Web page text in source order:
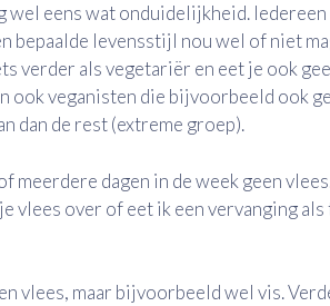
wel eens wat onduidelijkheid.
bepaalde levensstijl nou wel of niet
verder als vegetariër en eet je ook
ook veganisten die bijvoorbeeld ook
dan de rest (extreme groep).
meerdere dagen in de week geen
vlees over of eet ik een vervanging
vlees, maar bijvoorbeeld wel vis.